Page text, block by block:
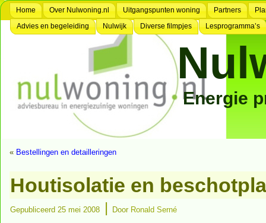
Home Over Nulwoning.nl Uitgangspunten woning Partners
Advies en begeleiding
Nulwijk Diverse filmpjes Lesprogramma’s
Energie
« Bestellingen en detailleringen
Houtisolatie en
Gepubliceerd 25 mei 2008 | Door Ronald Serné